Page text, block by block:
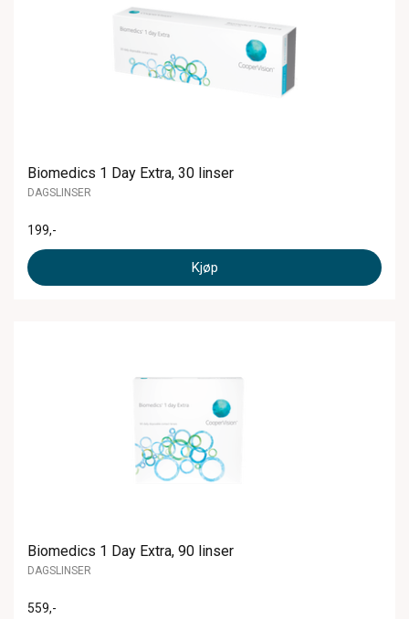
Biomedics 1 Day Extra, 30 linser
DAGSLINSER
199,-
Kjøp
Biomedics 1 Day Extra, 90 linser
DAGSLINSER
559,-